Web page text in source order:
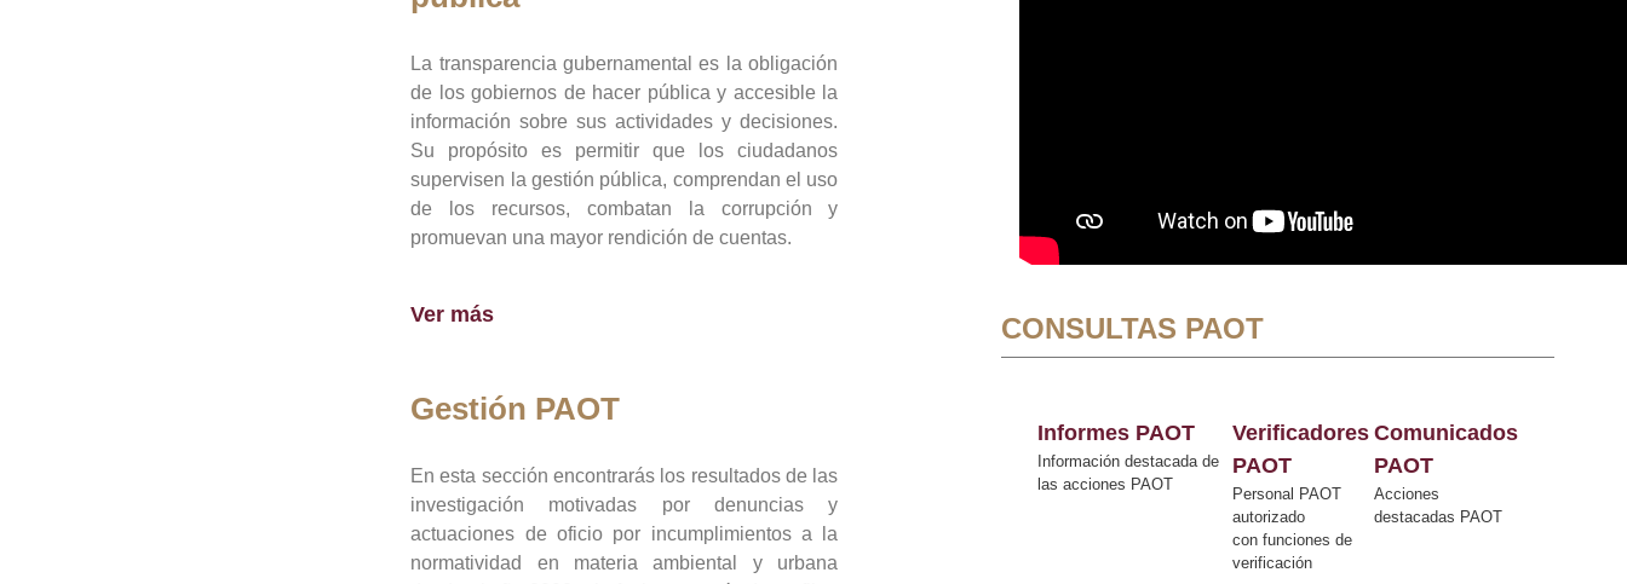
La transparencia gubernamental es la obligación
de los gobiernos de hacer pública y accesible la
información sobre sus actividades y decisiones.
Su propósito es permitir que los ciudadanos
supervisen la gestión pública, comprendan el uso
de los recursos, combatan la corrupción y
promuevan una mayor rendición de cuentas.
Ver más
Gestión PAOT
En esta sección encontrarás los resultados de las
investigación motivadas por denuncias y
actuaciones de oficio por incumplimientos a la
normatividad en materia ambiental y urbana
CONSULTAS PAOT
Informes PAOT
Información destacada de
las acciones PAOT
Verificadores
PAOT
Personal PAOT
autorizado
con funciones de
verificación
Comunicados
PAOT
Acciones
destacadas PAOT